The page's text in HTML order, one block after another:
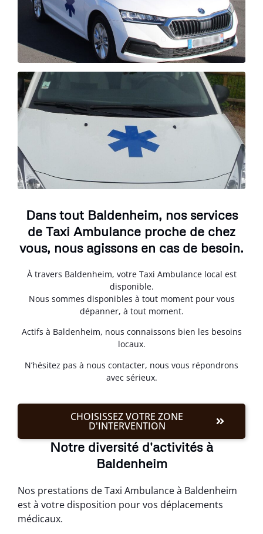
Dans tout Baldenheim, nos services
de Taxi Ambulance proche de chez
vous, nous agissons en cas de besoin.
À travers Baldenheim, votre Taxi Ambulance local est
disponible.
Nous sommes disponibles à tout moment pour vous
dépanner, à tout moment.
Actifs à Baldenheim, nous connaissons bien les besoins
locaux.
N’hésitez pas à nous contacter, nous vous répondrons
avec sérieux.
CHOISISSEZ VOTRE ZONE
D'INTERVENTION
Notre diversité d'activités à
Baldenheim
Nos prestations de Taxi Ambulance à Baldenheim
est à votre disposition pour vos déplacements
médicaux.